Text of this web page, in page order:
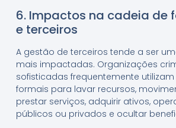
6. Impactos na cadeia de
e terceiros
A gestão de terceiros tende a ser
mais impactadas. Organizações
sofisticadas frequentemente
formais para lavar recursos,
prestar serviços, adquirir ativos,
públicos ou privados e ocultar